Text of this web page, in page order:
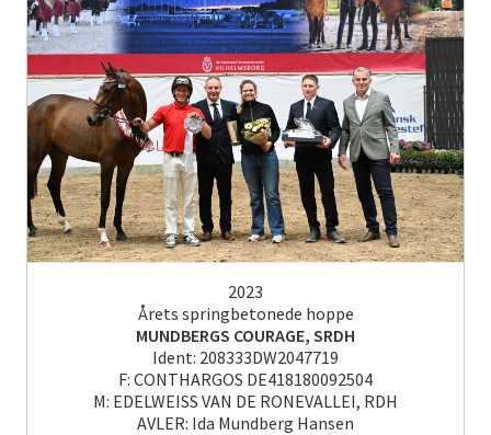
2023
Årets springbetonede hoppe
MUNDBERGS COURAGE, SRDH
Ident: 208333DW2047719
F: CONTHARGOS DE418180092504
M: EDELWEISS VAN DE RONEVALLEI, RDH
AVLER: Ida Mundberg Hansen